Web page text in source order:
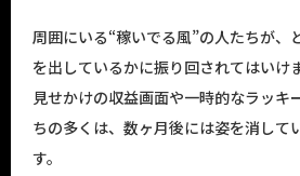
周囲にいる“稼いでる風”の人たちが、
を出しているかに振り回されてはいけ
見せかけの収益画面や一時的なラッキ
ちの多くは、数ヶ月後には姿を消して
す。